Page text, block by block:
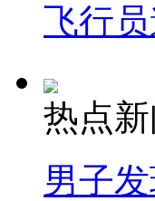
飞行
热点新
男子